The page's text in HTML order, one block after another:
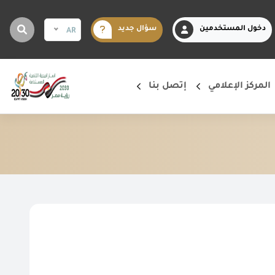
دخول المستخدمين سؤال جديد AR
المركز الإعلامي إتصل بنا